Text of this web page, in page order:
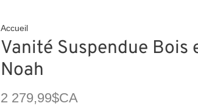
Accueil
Vanité Suspendue Bois
Noah
2 279,99$CA